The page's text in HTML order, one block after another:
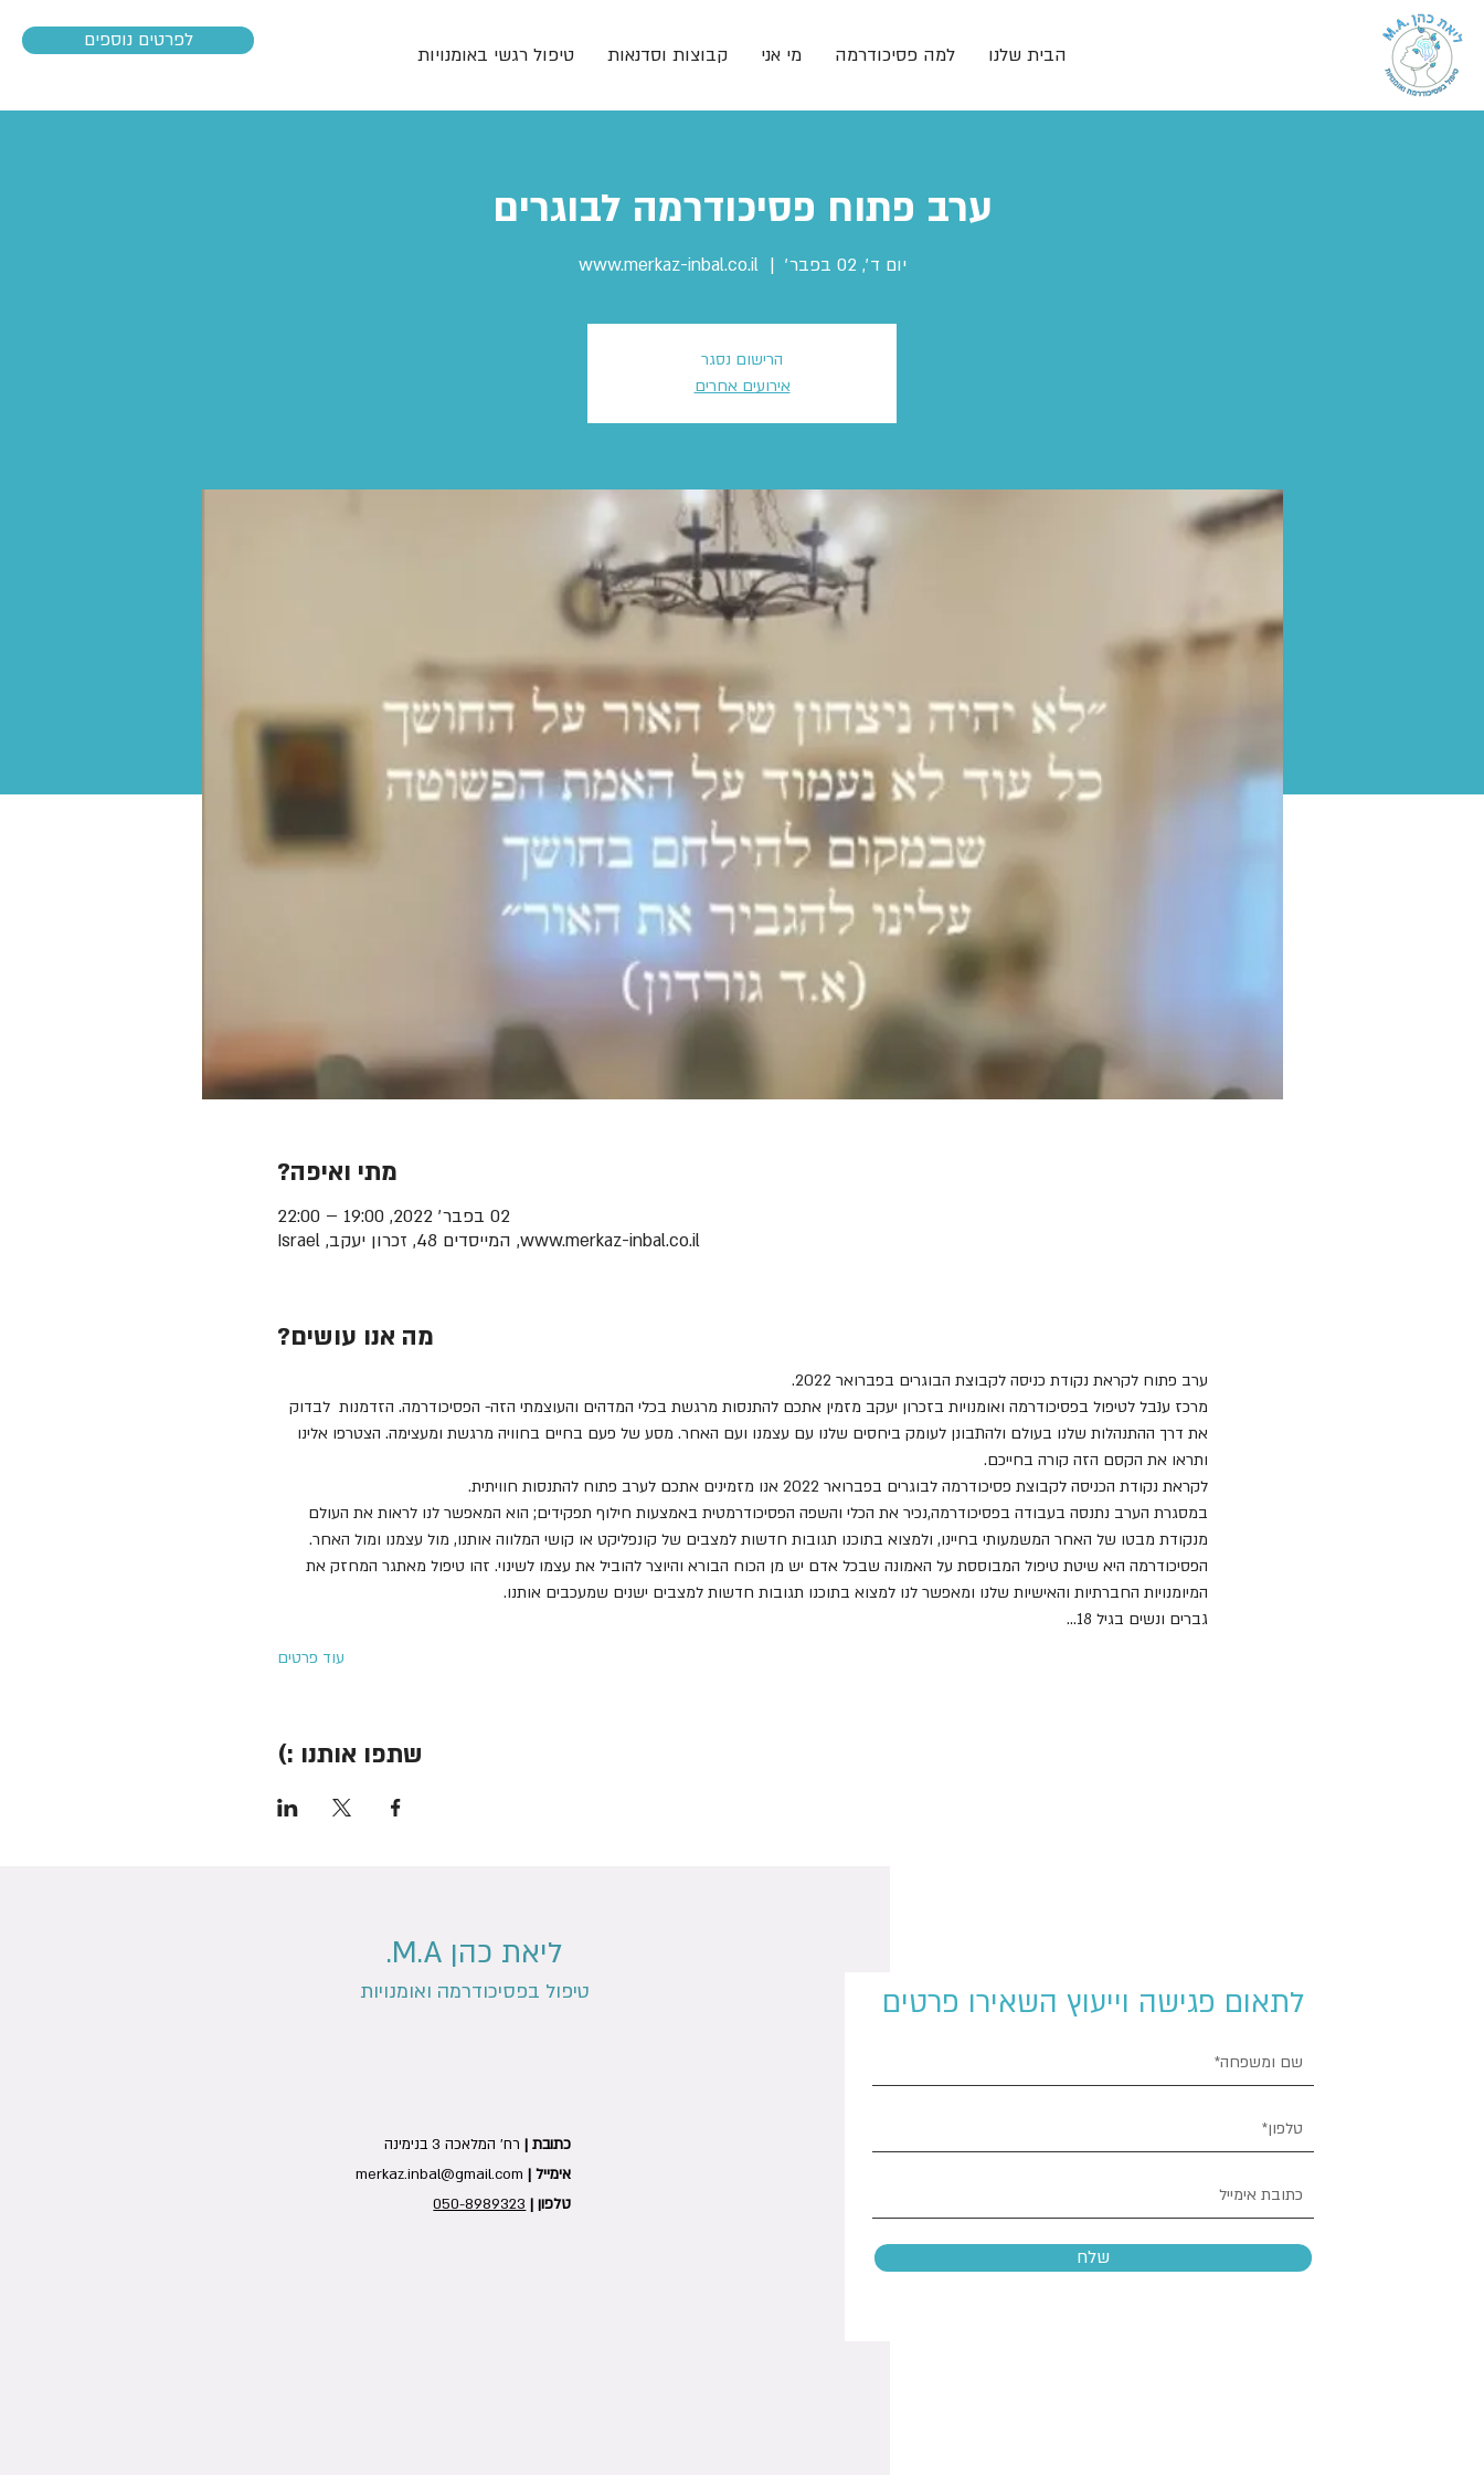
לפרטים נוספים
הבית שלנו למה פסיכודרמה מי אני קבוצות וסדנאות טיפול רגשי באומנויות
ערב פתוח פסיכודרמה לבוגרים
יום ד׳, 02 בפבר׳
  |
www.merkaz-inbal.co.il
הרישום נסגר
אירועים אחרים
מתי ואיפה?
02 בפבר׳ 2022, 19:00 – 22:00
www.merkaz-inbal.co.il, המייסדים 48, זכרון יעקב, Israel
מה אנו עושים?
ערב פתוח לקראת נקודת כניסה לקבוצת הבוגרים בפברואר 2022.
מרכז ענבל לטיפול בפסיכודרמה ואומנויות בזכרון יעקב מזמין אתכם להתנסות מרגשת בכלי המדהים והעוצמתי הזה- הפסיכודרמה. הזדמנות  לבדוק
את דרך ההתנהלות שלנו בעולם ולהתבונן לעומק ביחסים שלנו עם עצמנו ועם האחר. מסע של פעם בחיים בחוויה מרגשת ומעצימה. הצטרפו אלינו
ותראו את הקסם הזה קורה בחייכם.
לקראת נקודת הכניסה לקבוצת פסיכודרמה לבוגרים בפברואר 2022 אנו מזמינים אתכם לערב פתוח להתנסות חוויתית.
במסגרת הערב נתנסה בעבודה בפסיכודרמה,נכיר את הכלי והשפה הפסיכודרמטית באמצעות חילוף תפקידים; הוא המאפשר לנו לראות את העולם
מנקודת מבטו של האחר המשמעותי בחיינו, ולמצוא בתוכנו תגובות חדשות למצבים של קונפליקט או קושי המלווה אותנו, מול עצמנו ומול האחר.
הפסיכודרמה היא שיטת טיפול המבוססת על האמונה שבכל אדם יש מן הכוח הבורא והיוצר להוביל את עצמו לשינוי. זהו טיפול מאתגר המחזק את
המיומנויות החברתיות והאישיות שלנו ומאפשר לנו למצוא בתוכנו תגובות חדשות למצבים ישנים שמעכבים אותנו.
גברים ונשים בגיל 18…
עוד פרטים
שתפו אותנו :)
כתובת | רח' המלאכה 3 בנימינה
אימייל | merkaz.inbal@gmail.com
טלפון | 050-8989323
ליאת כהן M.A.
טיפול בפסיכודרמה ואומנויות לתאום פגישה וייעוץ השאירו פרטים
שלח